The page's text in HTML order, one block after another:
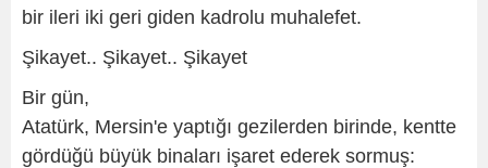
bir ileri iki geri giden kadrolu muhalefet.
Şikayet.. Şikayet.. Şikayet
Bir gün,
Atatürk, Mersin'e yaptığı gezilerden birinde, kentte
gördüğü büyük binaları işaret ederek sormuş: